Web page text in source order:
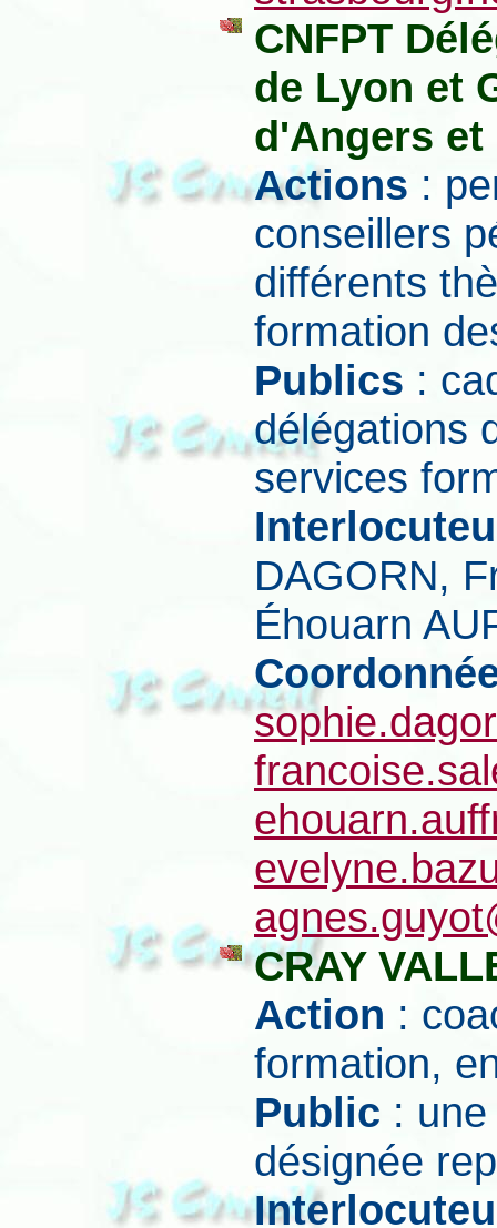
CNFPT
de Lyon et
d'Angers et
Actions :
conseillers
différents
formation
Publics :
délégations
services
DAGORN,
Éhouarn
CRAY
Action :
formation,
Public :
désignée